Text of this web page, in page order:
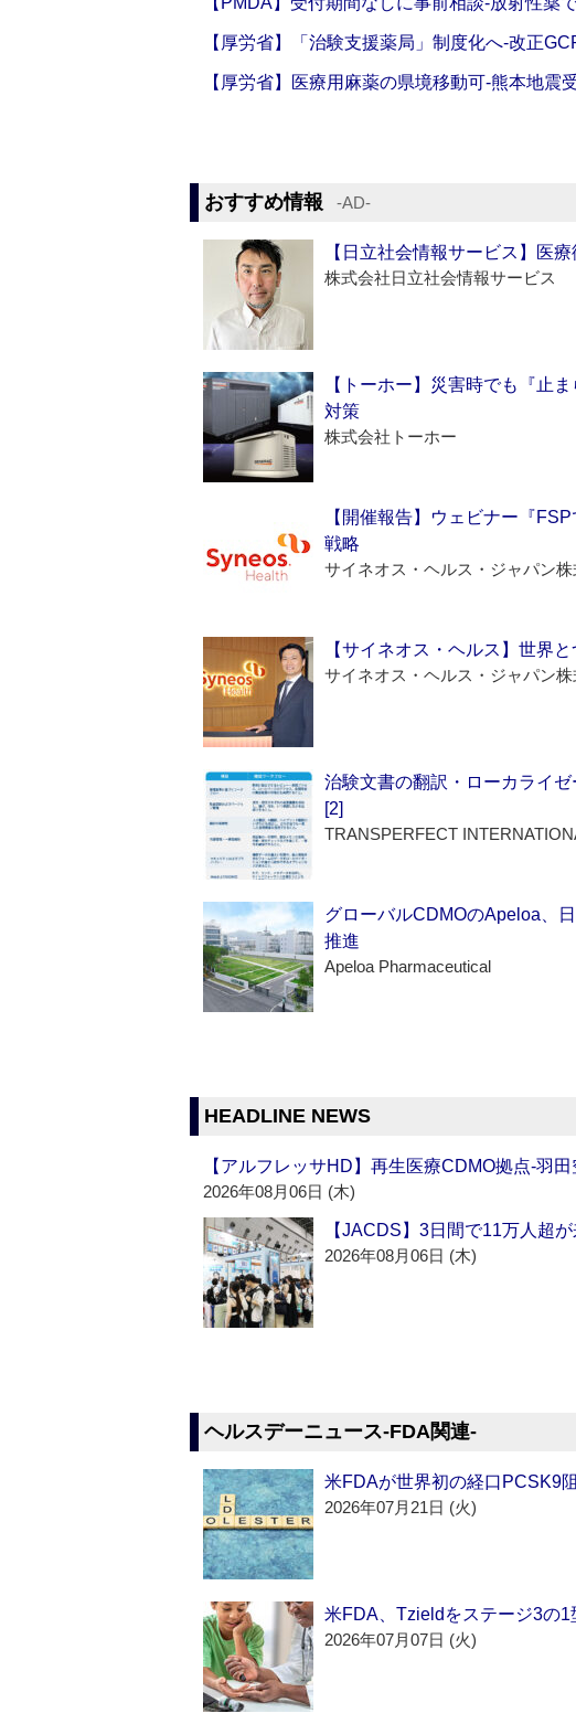
【厚労省】「治験支援薬局」制度化へ‐改正
【厚労省】医療用麻薬の県境移動可‐熊本地震
おすすめ情報 ‐AD‐
【日立社会情報サービス】医
株式会社日立社会情報サービス
【トーホー】災害時でも『止
対策
株式会社トーホー
【開催報告】ウェビナー『
戦略
サイネオス・ヘルス・ジャパン株
【サイネオス・ヘルス】世界
サイネオス・ヘルス・ジャパン株
治験文書の翻訳・ローカライ
[2]
TRANSPERFECT
グローバルCDMOのApeloa、
推進
Apeloa Pharmaceutical
HEADLINE NEWS
【アルフレッサHD】再生医療CDMO拠点‐羽
2026年08月06日 (木)
【JACDS】3日間で11万人超
2026年08月06日 (木)
ヘルスデーニュース‐FDA関連‐
米FDAが世界初の経口PCSK9
2026年07月21日 (火)
米FDA、Tzieldをステージ3の
2026年07月07日 (火)